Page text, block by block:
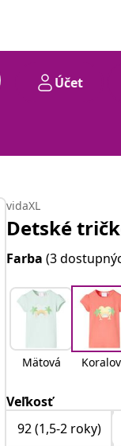
Účet
vidaXL
Detské
Farba(3
Mätová
Veľkosť
92 (1,5-2 roky)